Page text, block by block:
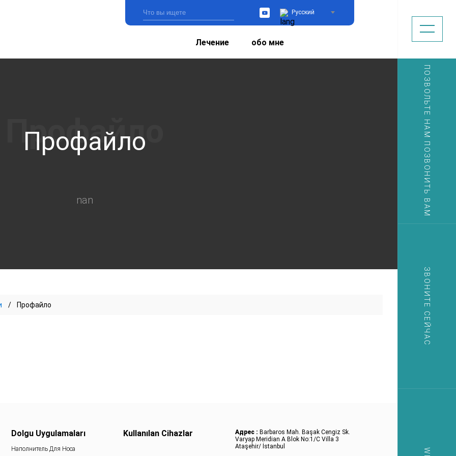
YouTubeРусский
Лечение обо мне
ПОЗВОЛЬТЕ НАМ ПОЗВОНИТЬ ВАМ
ЗВОНИТЕ СЕЙЧАС
Профайло
nan
Профайло
Dolgu Uygulamaları
Наполнитель Для Носа
Kullanılan Cihazlar Адрес : Barbaros Mah. Başak Cengiz Sk.
Varyap Meridian A Blok No:1/C Villa 3
Ataşehir/ İstanbul